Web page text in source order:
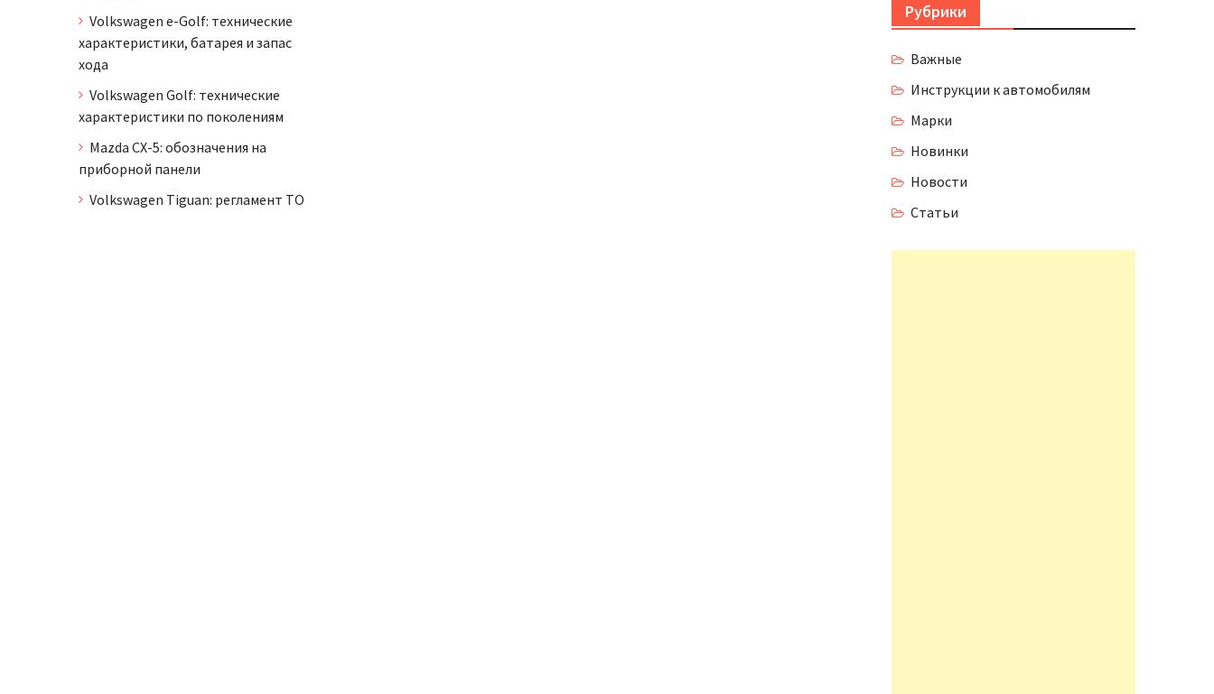
Рубрики
Важные
Инструкции к автомобилям
Марки
Новинки
Новости
Статьи
Volkswagen e-Golf: технические
характеристики, батарея и запас
хода
Volkswagen Golf: технические
характеристики по поколениям
Mazda CX-5: обозначения на
приборной панели
Volkswagen Tiguan: регламент ТО